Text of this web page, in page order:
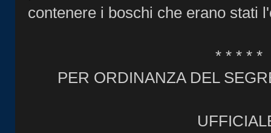
contenere i boschi che erano stati
* * * * *
PER ORDINANZA DEL